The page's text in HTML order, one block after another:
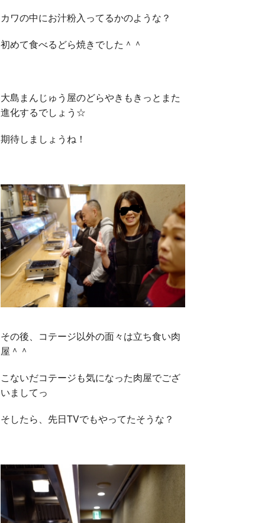
カワの中にお汁粉入ってるかのような？
初めて食べるどら焼きでした＾＾
大島まんじゅう屋のどらやきもきっとまた
進化するでしょう☆
期待しましょうね！
その後、コテージ以外の面々は立ち食い肉
屋＾＾
こないだコテージも気になった肉屋でござ
いましてっ
そしたら、先日TVでもやってたそうな？